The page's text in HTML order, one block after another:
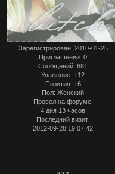
Зарегистрирован: 2010-01-25
Приглашений: 0
Сообщений: 681
Уважение: +12
Позитив: +6
Пол: Женский
Провел на форуме:
4 дня 13 часов
Последний визит:
2012-09-28 19:07:42